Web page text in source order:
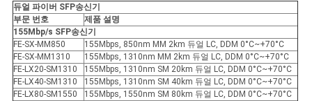
듀얼 파이버 SFP송신기
부문 번호
제품 설명
155Mbp/s SFP송신기
FE-SX-MM850
155Mbps, 850nm MM 2km 듀얼 LC, DDM 0°C~+70°C
FE-SX-MM1310
155Mbps, 1310nm MM 2km 듀얼 LC, DDM 0°C~+70°C
FE-LX20-SM1310
155Mbps, 1310nm SM 20km 듀얼 LC, DDM 0°C~+70°C
FE-LX40-SM1310
155Mbps, 1310nm SM 40km 듀얼 LC, DDM 0°C~+70°C
FE-LX80-SM1550
155Mbps, 1550nm SM 80km 듀얼 LC, DDM 0°C~+70°C